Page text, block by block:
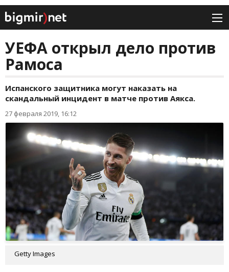
УЕФА открыл дело против
Рамоса
Испанского защитника могут наказать на
скандальный инцидент в матче против Аякса.
27 февраля 2019, 16:12
Getty Images